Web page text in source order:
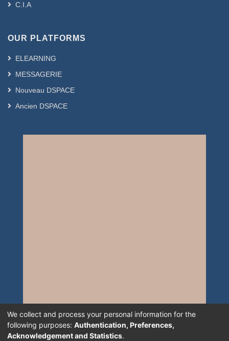
C.I.A
OUR PLATFORMS
ELEARNING
MESSAGERIE
Nouveau DSPACE
Ancien DSPACE
We collect and process your personal information for the
following purposes: Authentication, Preferences,
Acknowledgement and Statistics.